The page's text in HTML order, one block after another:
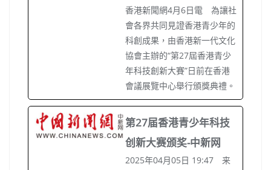
香港新聞網4月6日電 為讓社
會各界共同見證香港青少年的
科創成果，由香港新一代文化
協會主辦的“第27屆香港青少
年科技創新大賽”日前在香港
會議展覽中心舉行頒獎典禮。
第27届香港青少年科技
创新大赛颁奖-中新网
2025年04月05日 19:47 来